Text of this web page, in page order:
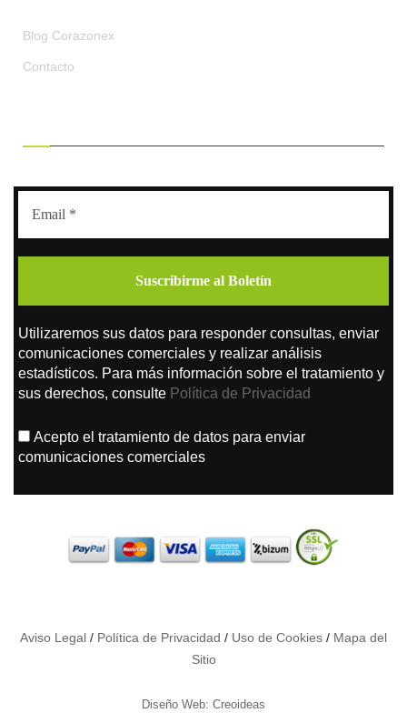
Blog Corazonex
Contacto
Utilizaremos sus datos para responder consultas, enviar
comunicaciones comerciales y realizar análisis
estadísticos. Para más información sobre el tratamiento y
sus derechos, consulte Política de Privacidad
Acepto el tratamiento de datos para enviar
comunicaciones comerciales
Aviso Legal / Política de Privacidad / Uso de Cookies / Mapa del
Sitio
Diseño Web: Creoideas